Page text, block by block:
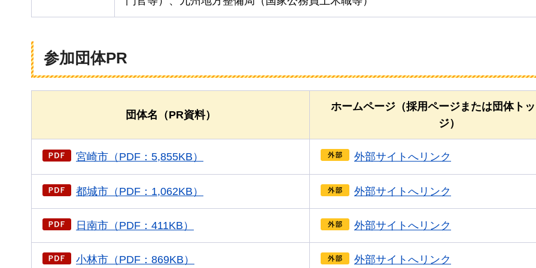
参加団体PR
団体名（PR資料）
ホームページ（採用ページまたは団体ト
ジ）
宮崎市（PDF：5,855KB） 外部サイトへリンク
都城市（PDF：1,062KB） 外部サイトへリンク
日南市（PDF：411KB） 外部サイトへリンク
小林市（PDF：869KB） 外部サイトへリンク